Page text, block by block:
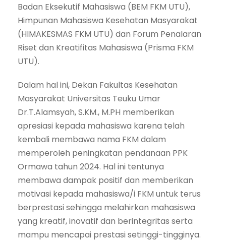
Badan Eksekutif Mahasiswa (BEM FKM UTU),
Himpunan Mahasiswa Kesehatan Masyarakat
(HIMAKESMAS FKM UTU) dan Forum Penalaran
Riset dan Kreatifitas Mahasiswa (Prisma FKM
UTU).
Dalam hal ini, Dekan Fakultas Kesehatan
Masyarakat Universitas Teuku Umar
Dr.T.Alamsyah, S.KM., M.PH memberikan
apresiasi kepada mahasiswa karena telah
kembali membawa nama FKM dalam
memperoleh peningkatan pendanaan PPK
Ormawa tahun 2024. Hal ini tentunya
membawa dampak positif dan memberikan
motivasi kepada mahasiswa/i FKM untuk terus
berprestasi sehingga melahirkan mahasiswa
yang kreatif, inovatif dan berintegritas serta
mampu mencapai prestasi setinggi-tingginya.